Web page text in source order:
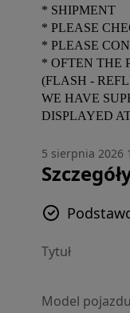
* SHIPMENT
* PLEASE
* PLEASE
* OFTEN THE
(FLASH -
WE HAVE
DISPLAYED
5 sierpnia 2026
Tytuł
Model pojazdu